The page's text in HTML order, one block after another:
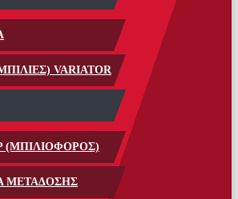
VARIATOR
(ΜΠΙΛΙΟΦΟΡΟΣ)
ΜΕΤΑΔΟΣΗΣ